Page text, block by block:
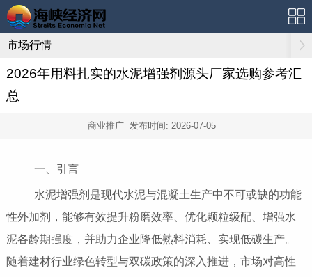
市场行情
2026年用料扎实的水泥增强剂源头厂家选购参考汇
总
商业推广 发布时间: 2026-07-05
一、引言
水泥增强剂是现代水泥与混凝土生产中不可或缺的功能
性外加剂，能够有效提升粉磨效率、优化颗粒级配、增强水
泥各龄期强度，并助力企业降低熟料消耗、实现低碳生产。
随着建材行业绿色转型与双碳政策的深入推进，市场对高性